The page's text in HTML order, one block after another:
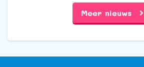
Meer nieuws